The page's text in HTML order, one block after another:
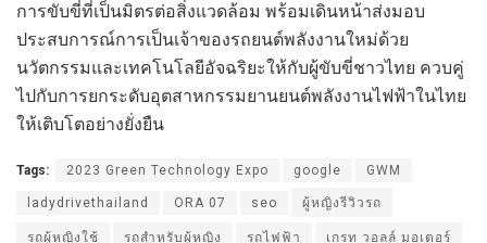
การขับขี่ที่เป็นมิตรต่อสิ่งแวดล้อม พร้อมเดินหน้าส่งมอบ
ประสบการณ์การเป็นเจ้าของรถยนต์พลังงานใหม่ด้วย
นวัตกรรมและเทคโนโลยีอัจฉริยะให้กับผู้ขับขี่ชาวไทย ควบคู่
ไปกับการยกระดับอุตสาหกรรมยานยนต์พลังงานไฟฟ้าในไทย
ให้เติบโตอย่างยั่งยืน
Tags: 2023 Green Technology Expo google GWM
ladydrivethailand ORA 07 seo ผู้หญิงรีวิวรถ
รถผู้หญิงใช้ รถสำหรับผู้หญิง รถไฟฟ้า เกรท วอลล์ มอเตอร์